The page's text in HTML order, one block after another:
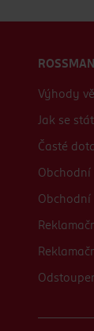
Výhody
Jak se
Časté
Obchodní